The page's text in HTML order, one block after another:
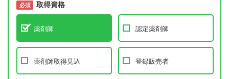
必須 取得資格
薬剤師 認定薬剤師
薬剤師取得見込 登録販売者